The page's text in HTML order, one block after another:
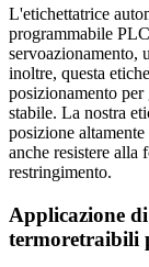
L'etichettatrice
programmabile
servoazionamento,
inoltre, questa
posizionamento per
stabile. La nostra
posizione
anche resistere alla
restringimento.
Applicazione
termoretraibili